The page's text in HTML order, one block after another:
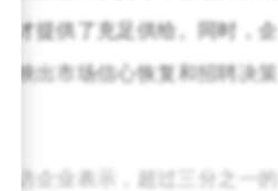
才提供了充足供给。同时，企
映出市场信心恢复和招聘决策
访企业表示，超过三分之一的